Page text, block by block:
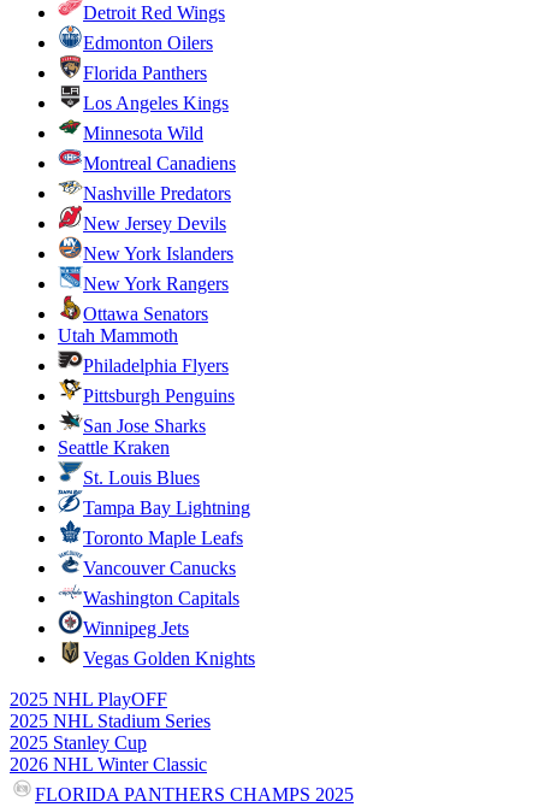
Detroit Red Wings
Edmonton Oilers
Florida Panthers
Los Angeles Kings
Minnesota Wild
Montreal Canadiens
Nashville Predators
New Jersey Devils
New York Islanders
New York Rangers
Ottawa Senators
Utah Mammoth
Philadelphia Flyers
Pittsburgh Penguins
San Jose Sharks
Seattle Kraken
St. Louis Blues
Tampa Bay Lightning
Toronto Maple Leafs
Vancouver Canucks
Washington Capitals
Winnipeg Jets
Vegas Golden Knights
2025 NHL PlayOFF
2025 NHL Stadium Series
2025 Stanley Cup
2026 NHL Winter Classic
FLORIDA PANTHERS CHAMPS 2025